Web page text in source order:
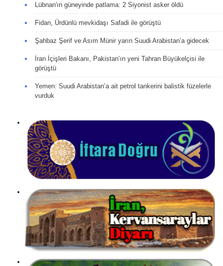
Lübnan'ın güneyinde patlama: 2 Siyonist asker öldü
Fidan, Ürdünlü mevkidaşı Safadi ile görüştü
Şahbaz Şerif ve Asım Münir yarın Suudi Arabistan’a gidecek
İran İçişleri Bakanı, Pakistan’ın yeni Tahran Büyükelçisi ile
görüştü
Yemen: Suudi Arabistan’a ait petrol tankerini balistik füzelerle
vurduk